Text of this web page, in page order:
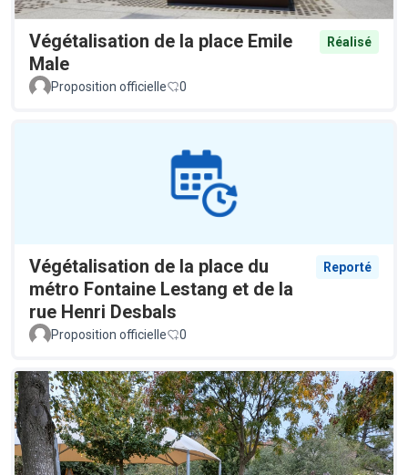
Végétalisation de la place Emile
Male
Réalisé
Proposition officielle 0
Végétalisation de la place du
métro Fontaine Lestang et de la
rue Henri Desbals
Reporté
Proposition officielle 0